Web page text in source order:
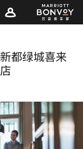
都绿城喜来